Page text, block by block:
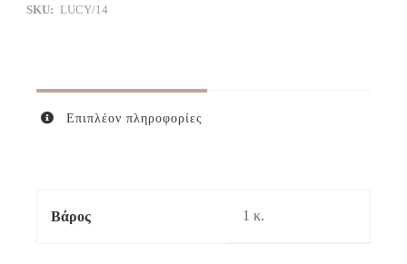
SKU: LUCY/14
Επιπλέον πληροφορίες
Βάρος 1 κ.